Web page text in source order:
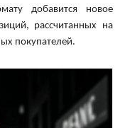
добавится новое
рассчитанных на
покупателей.